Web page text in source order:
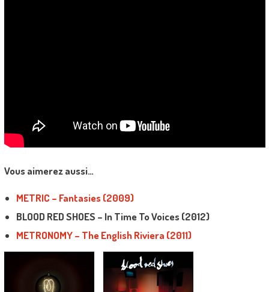
Vous aimerez aussi…
METRIC – Fantasies (2009)
BLOOD RED SHOES – In Time To Voices (2012)
METRONOMY – The English Riviera (2011)